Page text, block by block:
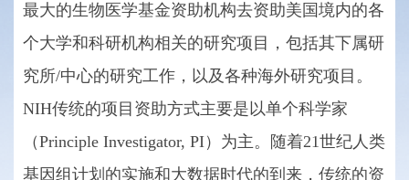
最大的生物医学基金资助机构去资助美国境内的各
个大学和科研机构相关的研究项目，包括其下属研
究所/中心的研究工作，以及各种海外研究项目。
NIH传统的项目资助方式主要是以单个科学家
（Principle Investigator, PI）为主。随着21世纪人类
基因组计划的实施和大数据时代的到来，传统的资